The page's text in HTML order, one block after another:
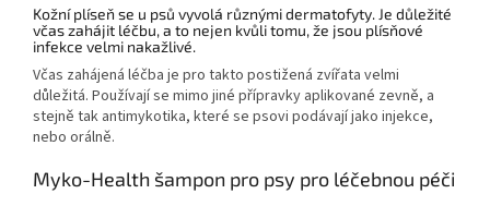
Kožní plíseň se u psů vyvolá různými dermatofyty. Je důležité
včas zahájit léčbu, a to nejen kvůli tomu, že jsou plísňové
infekce velmi nakažlivé.
Včas zahájená léčba je pro takto postižená zvířata velmi
důležitá. Používají se mimo jiné přípravky aplikované zevně, a
stejně tak antimykotika, které se psovi podávají jako injekce,
nebo orálně.
Myko-Health šampon pro psy pro léčebnou péči